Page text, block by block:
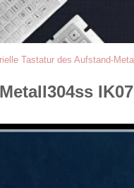
Tastatur des Aufstand-